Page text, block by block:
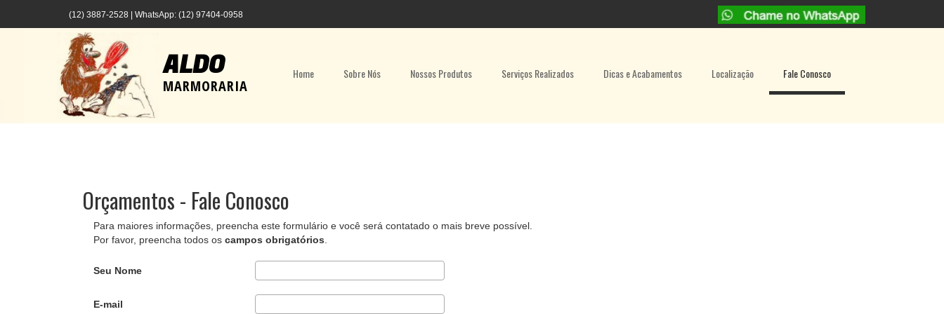
Home Sobre Nós Nossos Produtos Serviços Realizados Dicas e Acabamentos Localização Fale Conosco
(12) 3887-2528 | WhatsApp: (12) 97404-0958
ALDO
MARMORARIA
Orçamentos - Fale Conosco
Para maiores informações, preencha este formulário e você será contatado o mais breve possível.
Por favor, preencha todos os campos obrigatórios
Seu Nome
E-mail